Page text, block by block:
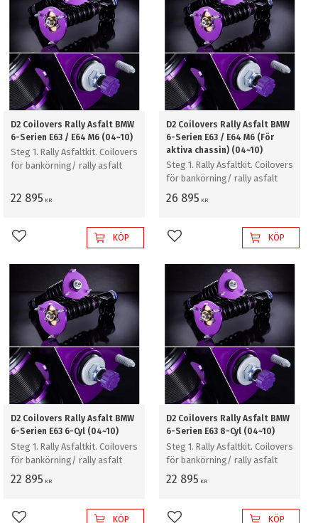
D2 Coilovers Rally Asfalt BMW
6-Serien E63 / E64 M6 (04~10)
Steg 1. Rally Asfaltkit. Coilovers
för bankörning/ rally asfalt
22 895 KR
Lägg till i favoriterKÖP
D2 Coilovers Rally Asfalt BMW
6-Serien E63 / E64 M6 (För
aktiva chassin) (04~10)
Steg 1. Rally Asfaltkit. Coilovers
för bankörning/ rally asfalt
26 895 KR
Lägg till i favoriterKÖP
D2 Coilovers Rally Asfalt BMW
6-Serien E63 6-Cyl (04~10)
Steg 1. Rally Asfaltkit. Coilovers
för bankörning/ rally asfalt
22 895 KR
KÖP
D2 Coilovers Rally Asfalt BMW
6-Serien E63 8-Cyl (04~10)
Steg 1. Rally Asfaltkit. Coilovers
för bankörning/ rally asfalt
22 895 KR
KÖP